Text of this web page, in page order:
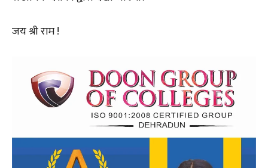
जय श्री राम !